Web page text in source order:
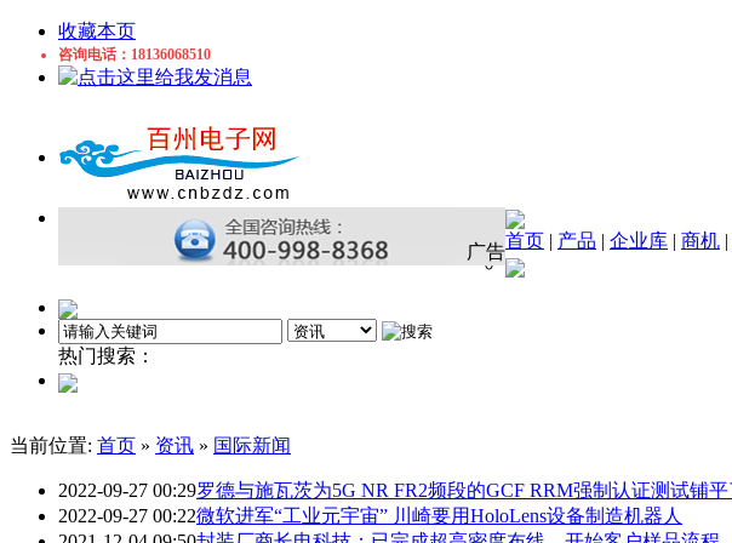
收藏本页
咨询电话：18136068510
广告
首页 | 产品 | 企业库 | 商机 |
热门搜索：
当前位置: 首页 » 资讯 » 国际新闻
2022-09-27 00:29罗德与施瓦茨为5G NR FR2频段的GCF RRM强制认证测试铺
2022-09-27 00:22微软进军“工业元宇宙” 川崎要用HoloLens设备制造机器人